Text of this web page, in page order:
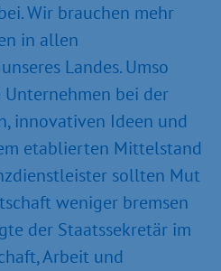
Wir brauchen mehr
in allen
Landes. Umso
bei der
innovativen Ideen und
etablierten Mittelstand
sollten Mut
weniger bremsen
der Staatssekretär im
Arbeit und